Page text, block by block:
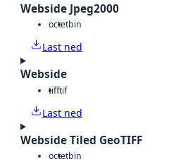
Webside Jpeg2000
octetbin
Last ned
Webside
tifftif
Last ned
Webside Tiled GeoTIFF
octetbin